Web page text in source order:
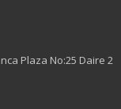
Plaza No:25 Daire 2